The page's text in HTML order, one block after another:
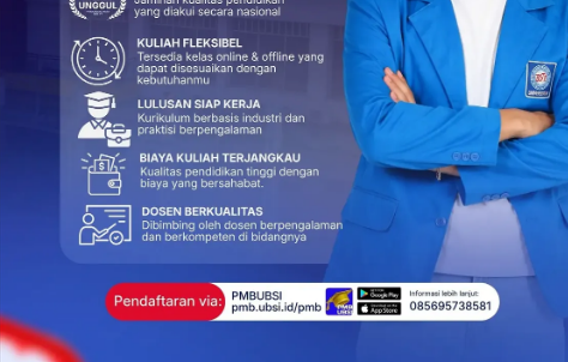
Retorika, UBSI dan Jalan Menuju Generasi
Emas
More From Author
BERITA